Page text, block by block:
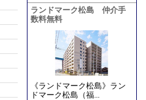
ランドマーク松島 仲介手
数料無料
《ランドマーク松島》ラン
ドマーク松島（福...